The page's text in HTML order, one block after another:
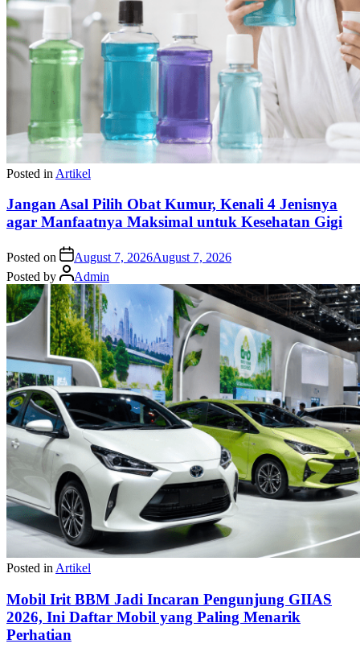
Posted in Artikel
Jangan Asal Pilih Obat Kumur, Kenali 4 Jenisnya
agar Manfaatnya Maksimal untuk Kesehatan Gigi
Posted on August 7, 2026August 7, 2026
Posted by
Admin
Posted in Artikel
Mobil Irit BBM Jadi Incaran Pengunjung GIIAS
2026, Ini Daftar Mobil yang Paling Menarik
Perhatian